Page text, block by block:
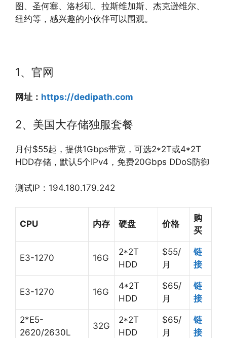
图、圣何塞、洛杉矶、拉斯维加斯、杰克逊维尔、
纽约等，感兴趣的小伙伴可以围观。
1、官网
网址： https://dedipath.com
2、美国大存储独服套餐
月付$55起，提供1Gbps带宽，可选2*2T或4*2T
HDD存储，默认5个IPv4，免费20Gbps DDoS防御
测试IP：194.180.179.242
CPU 内存 硬盘 价格
购
买
E3-1270 16G
2*2T
HDD
$55/
月
链
接
E3-1270 16G
4*2T
HDD
$65/
月
链
接
2*E5-
2620/2630L
32G
2*2T
HDD
$65/
月
链
接